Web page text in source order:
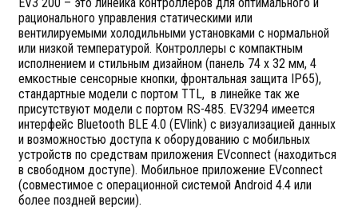
рационального управления статическими или
вентилируемыми холодильными установками с нормальной
или низкой температурой. Контроллеры с компактным
исполнением и стильным дизайном (панель 74 х 32 мм, 4
емкостные сенсорные кнопки, фронтальная защита IP65),
стандартные модели с портом TTL, в линейке так же
присутствуют модели с портом RS-485. EV3294 имеется
интерфейс Bluetooth BLE 4.0 (EVlink) с визуализацией данных
и возможностью доступа к оборудованию с мобильных
устройств по средствам приложения EVconnect (находиться
в свободном доступе). Мобильное приложение EVconnect
(совместимое с операционной системой Android 4.4 или
более поздней версии).